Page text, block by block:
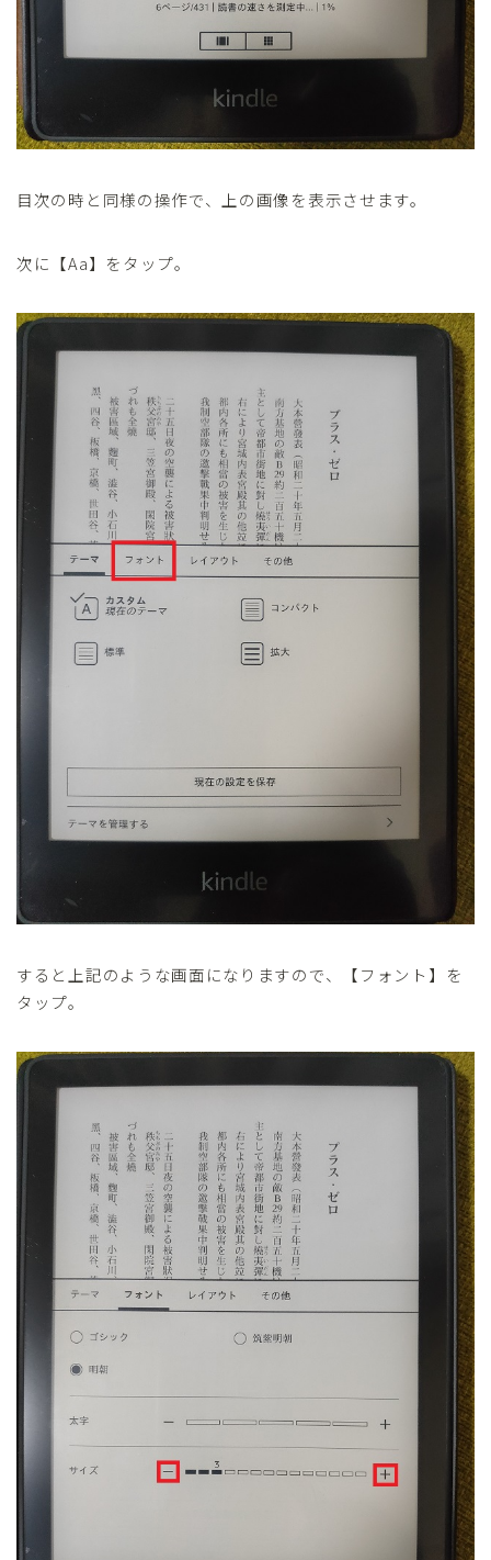
目次の時と同様の操作で、上の画像を表示させます。
次に【Aa】をタップ。
すると上記のような画面になりますので、【フォント】を
タップ。